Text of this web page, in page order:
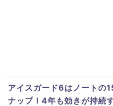
アイスガード6はノートの
ナップ！4年も効きが持続